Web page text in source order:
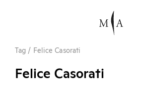
Tag / Felice Casorati
Felice Casorati